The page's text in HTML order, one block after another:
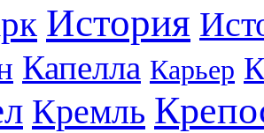
История
Капелла Карьер
Кремль